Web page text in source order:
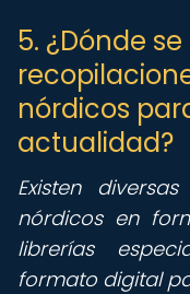
5. ¿Dónde
nórdicos
actualidad?
Existen
nórdicos en
librerías
formato digital